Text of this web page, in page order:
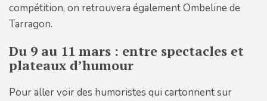
compétition, on retrouvera également Ombeline de
Tarragon.
Du 9 au 11 mars : entre spectacles et
plateaux d’humour
Pour aller voir des humoristes qui cartonnent sur